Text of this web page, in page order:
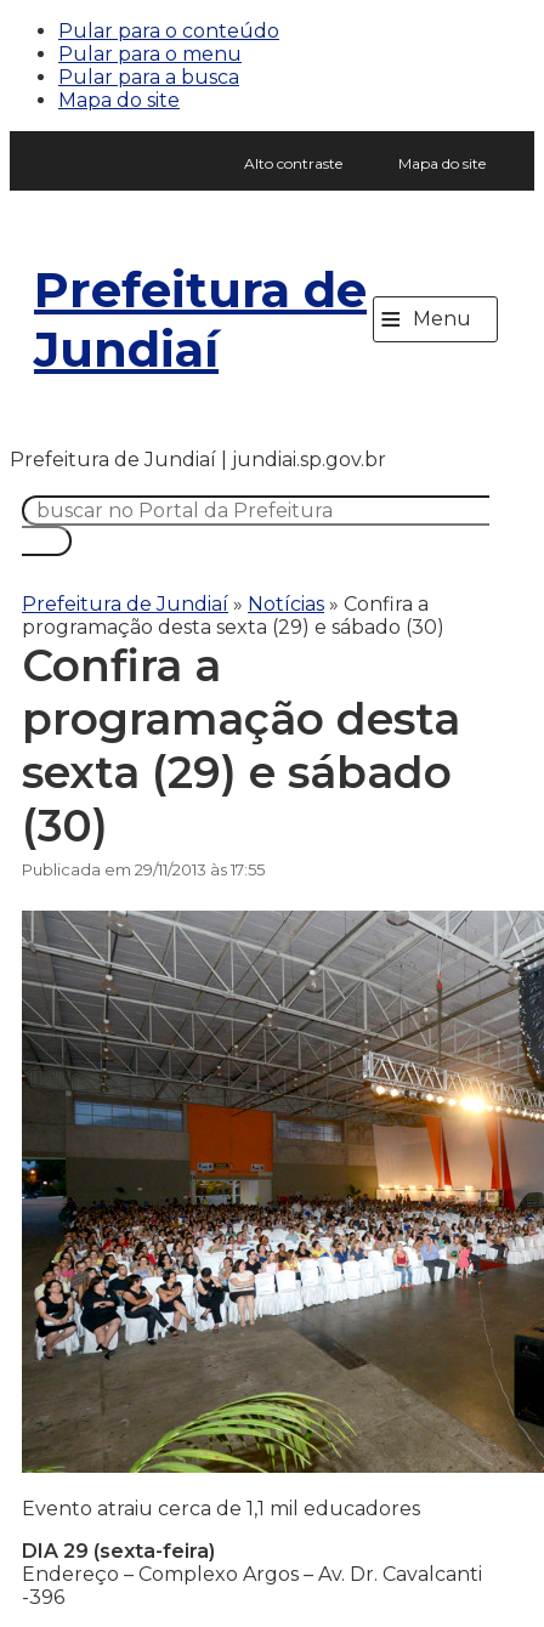
Pular para o conteúdo
Pular para o menu
Pular para a busca
Mapa do site
Alto contraste Mapa do site
Prefeitura de
Jundiaí
≡ Menu
Prefeitura de Jundiaí | jundiai.sp.gov.br
Prefeitura de Jundiaí » Notícias » Confira a
programação desta sexta (29) e sábado (30)
Confira a
programação desta
sexta (29) e sábado
(30)
Publicada em 29/11/2013 às 17:55
Evento atraiu cerca de 1,1 mil educadores
DIA 29 (sexta-feira)
Endereço – Complexo Argos – Av. Dr. Cavalcanti
-396